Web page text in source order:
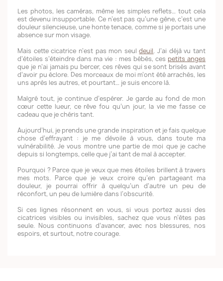
Les photos, les caméras, même les simples reflets… tout cela
est devenu insupportable. Ce n’est pas qu’une gêne, c’est une
douleur silencieuse, une honte tenace, comme si je portais une
absence sur mon visage.
Mais cette cicatrice n’est pas mon seuldeuil. J’ai déjà vu tant
d’étoiles s’éteindre dans ma vie : mes bébés, ces petits anges
que je n’ai jamais pu bercer, ces rêves qui se sont brisés avant
d’avoir pu éclore. Des morceaux de moi m’ont été arrachés, les
uns après les autres, et pourtant… je suis encore là.
Malgré tout, je continue d’espérer. Je garde au fond de mon
cœur cette lueur, ce rêve fou qu’un jour, la vie me fasse ce
cadeau que je chéris tant.
Aujourd’hui, je prends une grande inspiration et je fais quelque
chose d’effrayant : je me dévoile à vous, dans toute ma
vulnérabilité. Je vous montre une partie de moi que je cache
depuis si longtemps, celle que j’ai tant de mal à accepter.
Pourquoi ? Parce que je veux que mes étoiles brillent à travers
mes mots. Parce que je veux croire qu’en partageant ma
douleur, je pourrai offrir à quelqu’un d’autre un peu de
réconfort, un peu de lumière dans l’obscurité.
Si ces lignes résonnent en vous, si vous portez aussi des
cicatrices visibles ou invisibles, sachez que vous n’êtes pas
seule. Nous continuons d’avancer, avec nos blessures, nos
espoirs, et surtout, notre courage.